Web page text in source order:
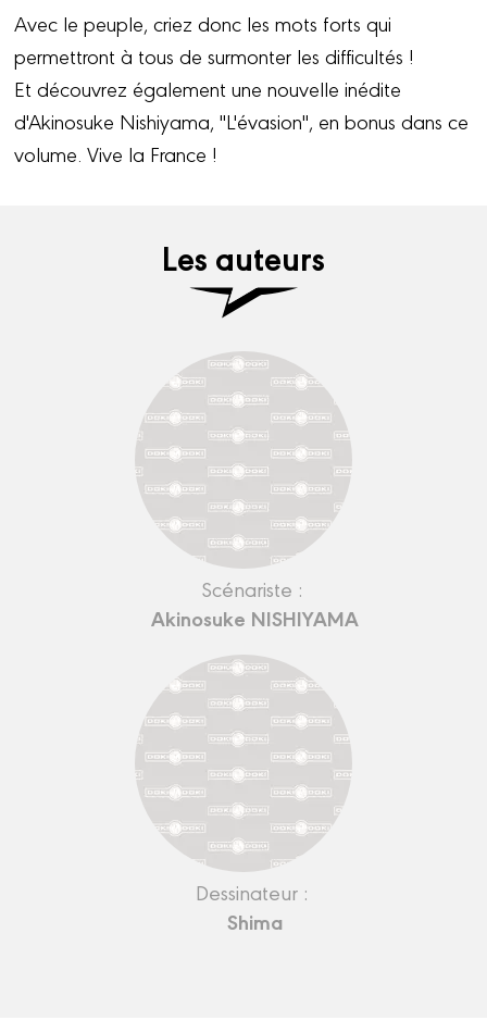
Avec le peuple, criez donc les mots forts qui
permettront à tous de surmonter les difficultés !
Et découvrez également une nouvelle inédite
d'Akinosuke Nishiyama, "L'évasion", en bonus dans ce
volume. Vive la France !
Les auteurs
Scénariste :
Akinosuke NISHIYAMA
Dessinateur :
Shima